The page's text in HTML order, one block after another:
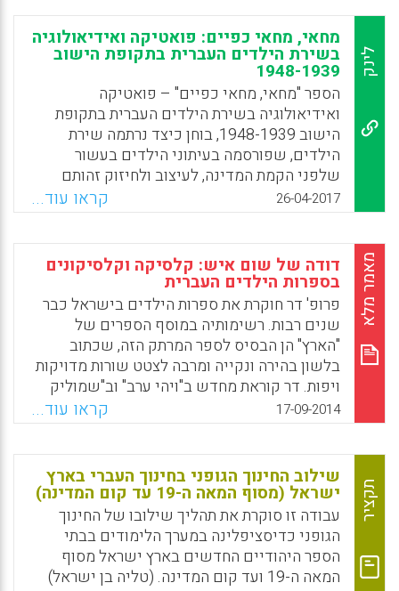
לינק
מחאי, מחאי כפיים: פואטיקה ואידיאולוגיה
בשירת הילדים העברית בתקופת הישוב
1948-1939
הספר "מחאי, מחאי כפיים" – פואטיקה
ואידיאולוגיה בשירת הילדים העברית בתקופת
הישוב 1948-1939, בוחן כיצד נרתמה שירת
הילדים, שפורסמה בעיתוני הילדים בעשור
שלפני הקמת המדינה, לעיצוב ולחיזוק זהותם
הלאומית של הילדים, במגמה להכשירם ולפתח
את מחויבותם להמשך המפעל הציוני. כיצד כתבו
על המולדת לילידי הארץ משוררים שלא נולדו
בה? כיצד שוררו לילדים על גבורה והקרבה עד
מוות? כיצד התייחסו בשירים לעם שישב פה
קודם? כיצד השתמשו הכותבים בתכונתה
הפיגורטיבית של השירה כדי להוסיף משמעות גם
למבוגרים, לעתים שונה מזו שיועדה לילדים?
והאם השפיעו השירים על עיצוב תודעתם של
הקוראים הצעירים, של הדור אשר הקים את
המדינה? (נעמי בן-גור).
26-04-2017 קראו עוד...
מאמר מלא דודה של שום איש: קלסיקה וקלסיקונים
בספרות הילדים העברית
פרופ' דר חוקרת את ספרות הילדים בישראל כבר
שנים רבות. רשימותיה במוסף הספרים של
"הארץ" הן הבסיס לספר המרתק הזה, שכתוב
בלשון בהירה ונקייה ומרבה לצטט שורות מדויקות
ויפות. דר קוראת מחדש ב"ויהי ערב" וב"שמוליק
קיפוד" וביצירותיהן של מרים רות, לאה גולדברג
ובעצם כל הקלאסיקנים המוכרים והאהובים.
כשתחזרו לקרוא בהם אחרי קריאת הספר הזה,
מובטחת לכם חווית קריאה חדשה (גלית לוי).
WhatsApp
Facebook
Email
X
17-09-2014 קראו עוד...
תקציר
שילוב החינוך הגופני בחינוך העברי בארץ
ישראל (מסוף המאה ה-19 עד קום המדינה)
עבודה זו סוקרת את תהליך שילובו של החינוך
הגופני כדיסציפלינה במערך הלימודים בבתי
הספר היהודיים החדשים בארץ ישראל מסוף
המאה ה-19 ועד קום המדינה. (טליה בן ישראל)